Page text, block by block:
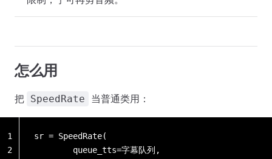
怎么用
把 SpeedRate 当普通类用：
sr = SpeedRate(
        queue_tts=字幕队列,
1
2